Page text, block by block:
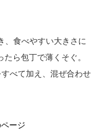
、食べやすい大きさに
ら包丁で薄くそぐ。
べて加え、混ぜ合わせ
ージ